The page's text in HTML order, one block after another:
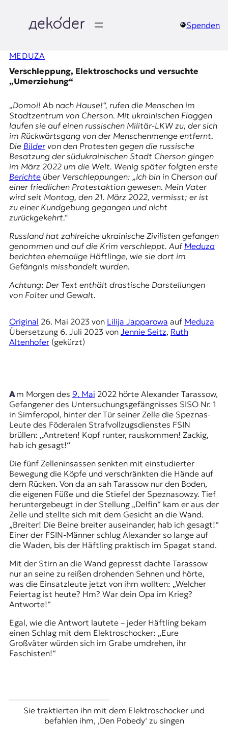
springen
e
k
o
d
e
r
|
D
E
K
O
D
R
e
n
J
o
u
r
n
a
s
m
u
s
u
n
d
M
e
d
e
n
k
o
Spenden
MEDUZA
Verschleppung, Elektroschocks und versuchte
„Umerziehung“
„Domoi! Ab nach Hause!“, rufen die Menschen im
Stadtzentrum von Cherson. Mit ukrainischen Flaggen
laufen sie auf einen russischen Militär-LKW zu, der sich
im Rückwärtsgang von der Menschenmenge entfernt.
Die Bildervon den Protesten gegen die russische
Besatzung der südukrainischen Stadt Cherson gingen
im März 2022 um die Welt. Wenig später folgten erste
Berichteüber Verschleppungen: „Ich bin in Cherson auf
einer friedlichen Protestaktion gewesen. Mein Vater
wird seit Montag, den 21. März 2022, vermisst; er ist
zu einer Kundgebung gegangen und nicht
zurückgekehrt.“
Russland hat zahlreiche ukrainische Zivilisten gefangen
genommen und auf die Krim verschleppt. Auf Meduza
berichten ehemalige Häftlinge, wie sie dort im
Gefängnis misshandelt wurden.
Achtung: Der Text enthält drastische Darstellungen
von Folter und Gewalt.
Original 26. Mai 2023von Lilija Japparowa auf Meduza
Übersetzung 6. Juli 2023von Jennie Seitz, Ruth
Altenhofer(gekürzt)
Am Morgen des 9. Mai 2022 hörte Alexander Tarassow,
Gefangener des Untersuchungsgefängnisses SISO Nr. 1
in Simferopol, hinter der Tür seiner Zelle die Speznas-
Leute des Föderalen Strafvollzugsdienstes FSIN
brüllen: „Antreten! Kopf runter, rauskommen! Zackig,
hab ich gesagt!“
Die fünf Zelleninsassen senkten mit einstudierter
Bewegung die Köpfe und verschränkten die Hände auf
dem Rücken. Von da an sah Tarassow nur den Boden,
die eigenen Füße und die Stiefel der Speznasowzy. Tief
heruntergebeugt in der Stellung „Delfin“ kam er aus der
Zelle und stellte sich mit dem Gesicht an die Wand.
„Breiter! Die Beine breiter auseinander, hab ich gesagt!“
Einer der FSIN-Männer schlug Alexander so lange auf
die Waden, bis der Häftling praktisch im Spagat stand.
Mit der Stirn an die Wand gepresst dachte Tarassow
nur an seine zu reißen drohenden Sehnen und hörte,
was die Einsatzleute jetzt von ihm wollten: „Welcher
Feiertag ist heute? Hm? War dein Opa im Krieg?
Antworte!“
Egal, wie die Antwort lautete – jeder Häftling bekam
einen Schlag mit dem Elektroschocker: „Eure
Großväter würden sich im Grabe umdrehen, ihr
Faschisten!“
Sie traktierten ihn mit dem Elektroschocker und
befahlen ihm, ‚Den Pobedy‘ zu singen